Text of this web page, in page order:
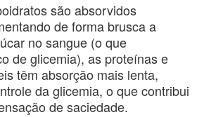
são absorvidos
de forma brusca a
no sangue (o que
de glicemia), as proteínas e
têm absorção mais lenta,
da glicemia, o que contribui
de saciedade.